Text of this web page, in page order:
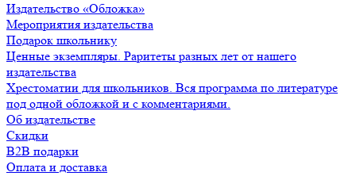
Издательство «Обложка»
Мероприятия издательства
Подарок школьнику
Ценные экземпляры. Раритеты разных лет от нашего
издательства
Хрестоматии для школьников. Вся программа по литературе
под одной обложкой и с комментариями.
Об издательстве
Скидки
B2B подарки
Оплата и доставка